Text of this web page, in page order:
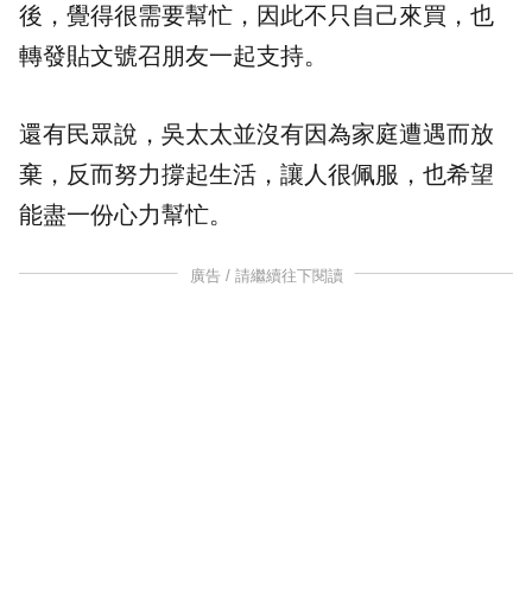
後，覺得很需要幫忙，因此不只自己來買，也
轉發貼文號召朋友一起支持。
還有民眾說，吳太太並沒有因為家庭遭遇而放
棄，反而努力撐起生活，讓人很佩服，也希望
能盡一份心力幫忙。
廣告 / 請繼續往下閱讀